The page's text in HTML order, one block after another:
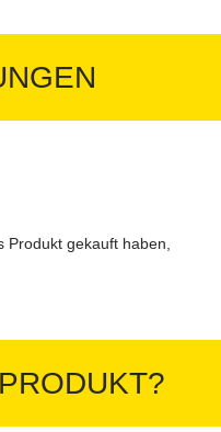
gekauft haben,